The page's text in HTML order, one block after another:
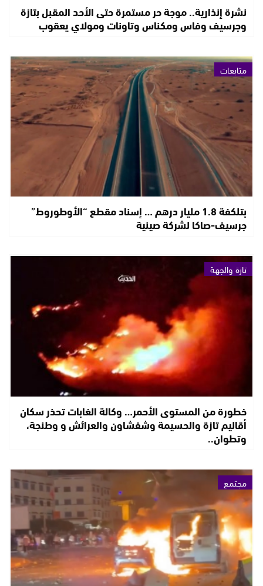
نشرة إنذارية.. موجة حر مستمرة حتى الأحد المقبل بتازة
وجرسيف وفاس ومكناس وتاونات ومولاي يعقوب
متابعات
بتلكفة 1.8 مليار درهم … إسناد مقطع “الأوطوروط”
جرسيف-صاكا لشركة صينية
تازة والجهة
خطورة من المستوى الأحمر… وكالة الغابات تحذر سكان
أقاليم تازة والحسيمة وشفشاون والعرائش و وطنجة،
وتطوان..
مجتمع